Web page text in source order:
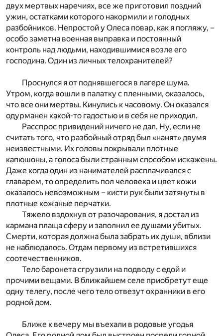
двух мертвых наречиях, все же приготовил поздний
ужин, остатками которого накормили и голодных
разбойников. Непростой у Олеса повар, как я погляжу, –
особо заметна военная выправка и постоянный
контроль над людьми, находившимися возле его
господина. Один из личных телохранителей?
Проснулся я от поднявшегося в лагере шума.
Утром, когда вошли в палатку с пленными, оказалось,
что все они мертвы. Кинулись к часовому. Он оказался
одурманен какой-то гадостью и в себя не приходил.
Расспрос привидений ничего не дал. Ну, если не
считать того, что разбойный отряд был «нанят» двумя
неизвестными. Их головы покрывали плотные
капюшоны, а голоса были странным способом искажены.
Даже когда один из нанимателей расплачивался с
главарем, то определить пол человека и цвет кожи
оказалось невозможным – кисти рук были затянуты в
плотные кожаные перчатки.
Тяжело вздохнув от разочарования, я достал из
кармана плаща сферу и заполнил ее душами убитых.
Смерти, которая должна была забрать их души, вблизи
не наблюдалось. Отдам первому из встретившихся
соотечественников.
Тело баронета сгрузили на подводу с едой и
прочими вещами. В ближайшем селе приобретут еще
одну телегу, после чего тело отвезут охранники в его
родной дом.
Ближе к вечеру мы въехали в родовые угодья